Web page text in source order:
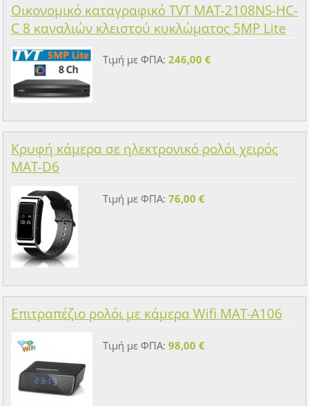
Οικονομικό καταγραφικό TVT MAT-2108NS-HC-
C 8 καναλιών κλειστού κυκλώματος 5MP Lite
Τιμή με ΦΠΑ: 246,00 €
Κρυφή κάμερα σε ηλεκτρονικό ρολόι χειρός
MAT-D6
Τιμή με ΦΠΑ: 76,00 €
Επιτραπέζιο ρολόι με κάμερα Wifi MAT-A106
Τιμή με ΦΠΑ: 98,00 €